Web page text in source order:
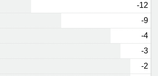
-12
-9
-4
-3
-2